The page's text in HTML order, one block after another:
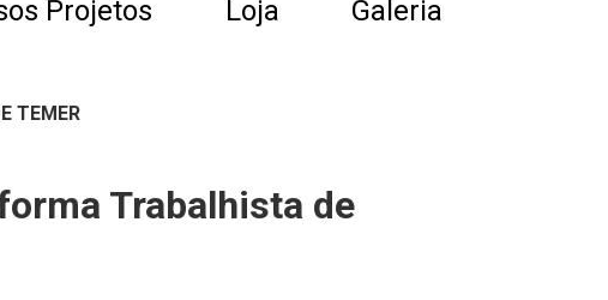
Projetos Loja Galeria
TEMER
Trabalhista de